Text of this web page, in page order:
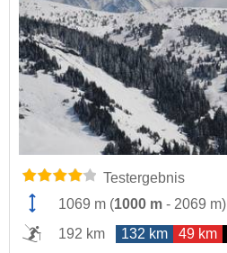
Testergebnis
1069 m (1000 m - 2069 m)
192 km
132 km 49 km